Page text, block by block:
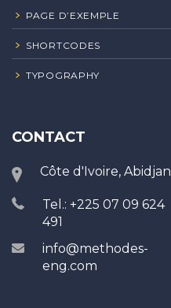
PAGE D’EXEMPLE
SHORTCODES
TYPOGRAPHY
CONTACT
Côte d'Ivoire, Abidjan
Tel.: +225 07 09 624
491
info@methodes-
eng.com